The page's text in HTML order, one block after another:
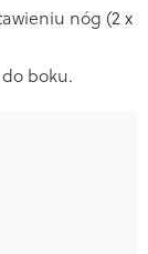
nóg (2 x
boku.